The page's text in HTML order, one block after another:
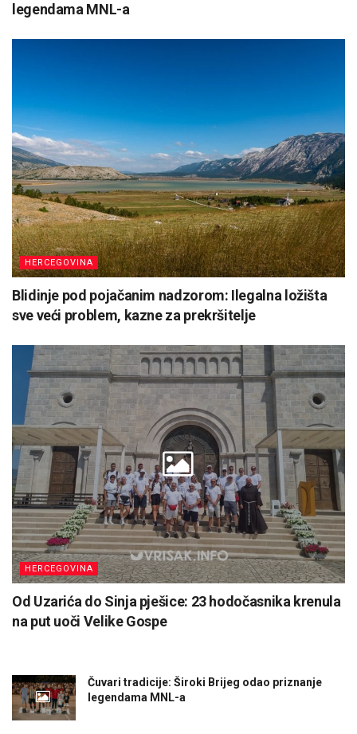
legendama MNL-a
HERCEGOVINA
Blidinje pod pojačanim nadzorom: Ilegalna ložišta
sve veći problem, kazne za prekršitelje
HERCEGOVINA
Od Uzarića do Sinja pješice: 23 hodočasnika krenula
na put uoči Velike Gospe
Čuvari tradicije: Široki Brijeg odao priznanje
legendama MNL-a